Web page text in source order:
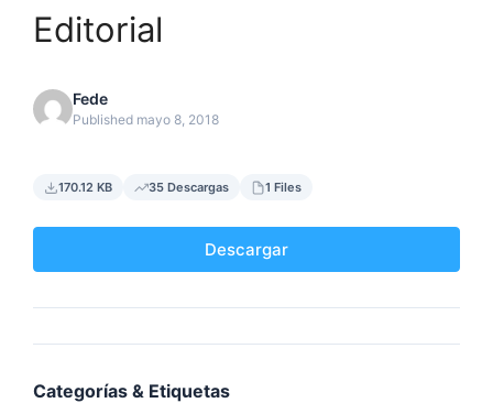
Editorial
Fede
Published mayo 8, 2018
170.12 KB 35 Descargas 1 Files
Descargar
Categorías & Etiquetas